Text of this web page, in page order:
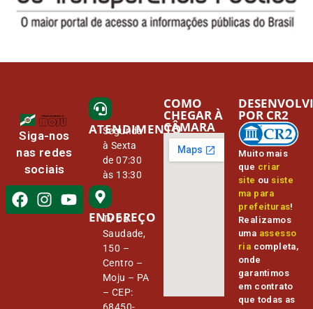
Siga-nos
nas redes
sociais
ATENDIMENTO
Segunda
à Sexta
de 07:30
às 13:30
ENDEREÇO
Tv Da
Saudade,
150 –
Centro –
Moju – PA
– CEP:
68450-
COMO
CHEGAR À
CÂMARA
Muito mais
que criar
site ou siste
ma para
prefeituras!
Realizamos
uma assesso
ria completa,
onde
garantimos
em contrato
que todas as
POR CR2